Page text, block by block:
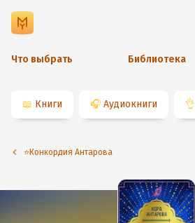
Что выбрать Библиотека
📖 Книги 🎧 Аудиокниги 👌
⭐️Конкордия Антарова